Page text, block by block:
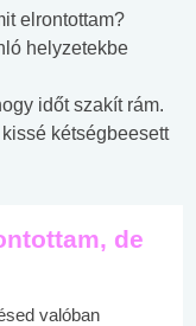
elrontottam?
helyzetekbe
időt szakít rám.
kétségbeesett
de
valóban